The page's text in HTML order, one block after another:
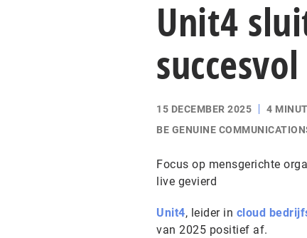
Unit4
15 DECEMBER 2025 4
BE GENUINE
Focus op mensgerichte
live gevierd
Unit4, leider in cloud
van 2025 positief af.